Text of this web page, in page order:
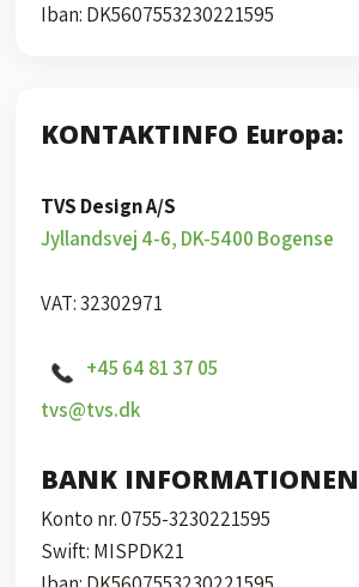
​Iban: DK5607553230221595
​KONTAKTINFO Europa:
TVS Design A/S
Jyllandsvej 4-6, DK-5400 Bogense
VAT: 32302971​
+45 64 81 37 05
tvs@tvs.dk
BANK INFORMATIONEN
​Konto nr. 0755-3230221595
​Swift: MISPDK21